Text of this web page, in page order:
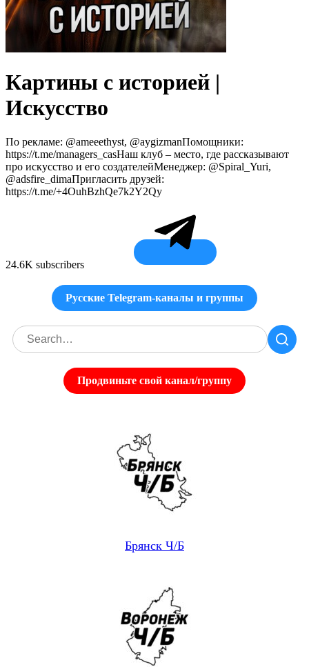
Картины с историей |
Искусство
По рекламе: @ameeethyst, @aygizmanПомощники:
https://t.me/managers_casНаш клуб – место, где рассказывают
про искусство и его создателейМенеджер: @Spiral_Yuri,
@adsfire_dimaПригласить друзей:
https://t.me/+4OuhBzhQe7k2Y2Qy
24.6K subscribers
Русские Telegram-каналы и группы
Продвиньте свой канал/группу
Брянск Ч/Б